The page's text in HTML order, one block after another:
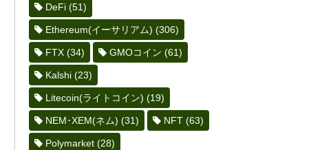
DeFi (51)
Ethereum(イーサリアム) (306)
FTX (34) GMOコイン (61)
Kalshi (23)
Litecoin(ライトコイン) (19)
NEM･XEM(ネム) (31) NFT (63)
Polymarket (28)